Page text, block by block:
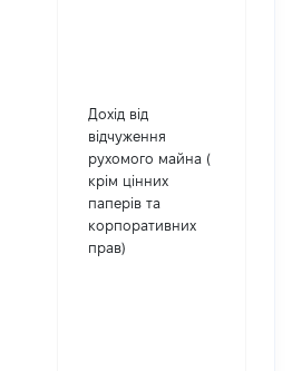
Дохід від
відчуження
рухомого майна (
крім цінних
паперів та
корпоративних
прав)